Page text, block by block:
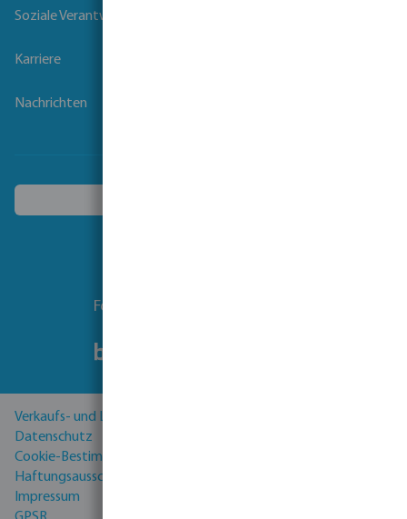
Soziale Verantwortung der Unternehmen
Karriere
Nachrichten
Folgen Sie uns
Verkaufs- und Lieferbedingungen
Datenschutz
Cookie-Bestimmungen
Haftungsausschluss
Impressum